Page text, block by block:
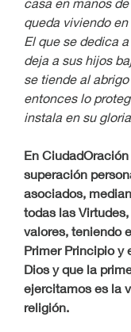
queda viviendo
El que se dedica
deja a sus hijos
se tiende al
entonces lo
instala en su
En
superación
asociados,
todas las
valores, teniendo
Primer Principio y
Dios y que la
ejercitamos es la
religión.